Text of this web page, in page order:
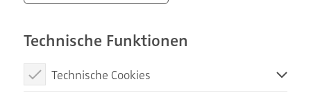
Technische Funktionen
Technische Cookies
unseren Kunden ein echtes Rundum-sorglos-
Qualität. Unser Anspruch ist unsere Kunden zu
verstehen – aus persönlichen Wünschen und
individuellen Bedürfnissen Träume wahr werden